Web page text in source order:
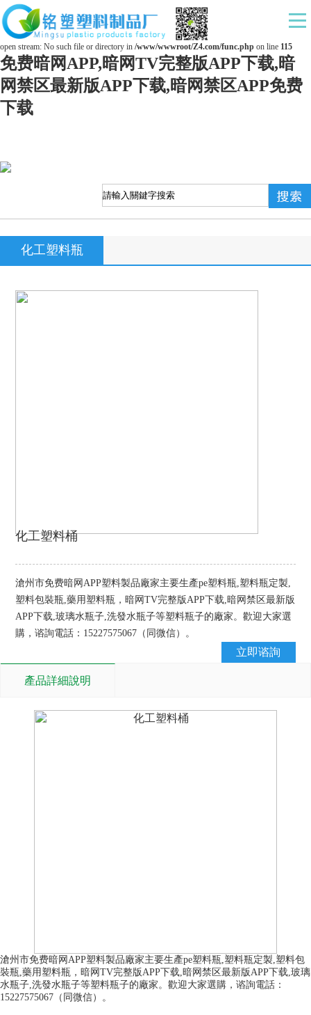
Warning: mkdir(): No space left on device in/www/wwwroot/Z4.com/func.php on line127
Warning: file_put_contents(./cachefile_yuan/ds169.com/cache/6e/09158/c77e1.html): failed to
open stream: No such file or directory in /www/wwwroot/Z4.com/func.php on line 115
免费暗网APP,暗网TV完整版APP下载,暗
网禁区最新版APP下载,暗网禁区APP免费
下载
化工塑料瓶
化工塑料桶
滄州市免费暗网APP塑料製品廠家主要生產pe塑料瓶,塑料瓶定製,
塑料包裝瓶,藥用塑料瓶，暗网TV完整版APP下载,暗网禁区最新版
APP下载,玻璃水瓶子,洗發水瓶子等塑料瓶子的廠家。歡迎大家選
購，谘詢電話：15227575067（同微信）。
立即谘詢
產品詳細說明
滄州市免费暗网APP塑料製品廠家主要生產pe塑料瓶,塑料瓶定製,塑料包
裝瓶,藥用塑料瓶，暗网TV完整版APP下载,暗网禁区最新版APP下载,玻璃
水瓶子,洗發水瓶子等塑料瓶子的廠家。歡迎大家選購，谘詢電話：
15227575067（同微信）。